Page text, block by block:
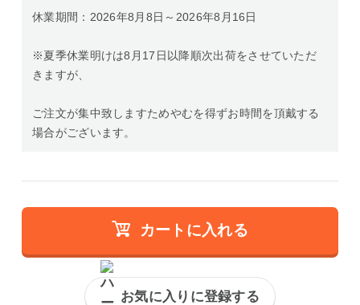
休業期間：2026年8月8日～2026年8月16日
※夏季休業明けは8月17日以降順次出荷をさせていただ
きますが、
ご注文が集中致しますためやむを得ずお時間を頂戴する
場合がございます。
カートに入れる
お気に入りに登録する